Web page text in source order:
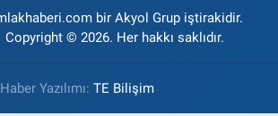
bir Akyol Grup iştirakidir.
Copyright © 2026. Her hakkı saklıdır.
Haber Yazılımı: TE Bilişim